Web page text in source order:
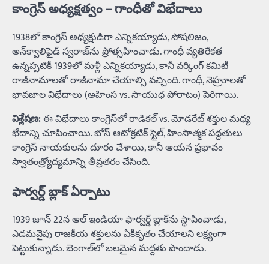
కాంగ్రెస్ అధ్యక్షత్వం – గాంధీతో విభేదాలు
1938లో కాంగ్రెస్ అధ్యక్షుడిగా ఎన్నికయ్యాడు, సోషలిజం,
అన్‌క్వాలిఫైడ్ స్వరాజ్‌ను ప్రోత్సహించాడు. గాంధీ వ్యతిరేకత
ఉన్నప్పటికీ 1939లో మళ్లీ ఎన్నికయ్యాడు, కానీ వర్కింగ్ కమిటీ
రాజీనామాలతో రాజీనామా చేయాల్సి వచ్చింది. గాంధీ, నెహ్రూలతో
భావజాల విభేదాలు (అహింస vs. సాయుధ పోరాటం) పెరిగాయి.
విశ్లేషణ:ఈ విభేదాలు కాంగ్రెస్‌లో రాడికల్ vs. మోడరేట్ శక్తుల మధ్య
భేదాన్ని చూపించాయి. బోస్ ఆటోక్రటిక్ స్టైల్, హింసాత్మక పద్ధతులు
కాంగ్రెస్ నాయకులను దూరం చేశాయి, కానీ ఆయన ప్రభావం
స్వాతంత్ర్యోద్యమాన్ని తీవ్రతరం చేసింది.
ఫార్వర్డ్ బ్లాక్ ఏర్పాటు
1939 జూన్ 22న ఆల్ ఇండియా ఫార్వర్డ్ బ్లాక్‌ను స్థాపించాడు,
ఎడమవైపు రాజకీయ శక్తులను ఏకీకృతం చేయాలని లక్ష్యంగా
పెట్టుకున్నాడు. బెంగాల్‌లో బలమైన మద్దతు పొందాడు.